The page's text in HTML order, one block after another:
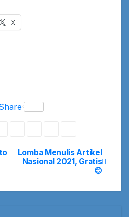
X
Lomba Menulis Artikel
Nasional 2021, Gratis
😊